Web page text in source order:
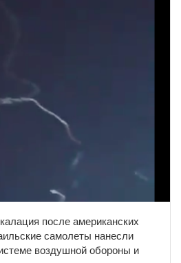
после американских
самолеты нанесли
воздушной обороны и